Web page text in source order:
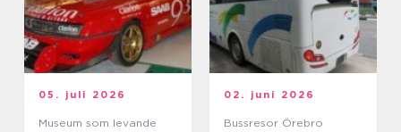
05. juli 2026
Museum som levande
02. juni 2026
Bussresor Örebro